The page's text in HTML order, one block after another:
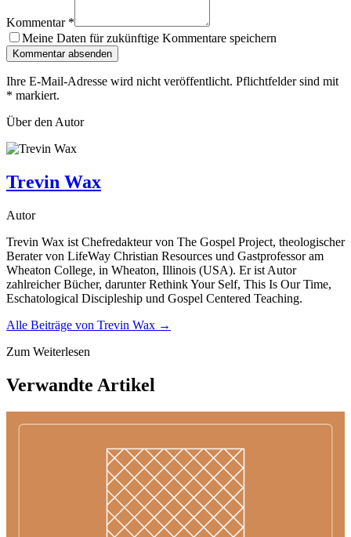
Kommentar *
Meine Daten für zukünftige Kommentare speichern
Kommentar absenden
Ihre E-Mail-Adresse wird nicht veröffentlicht. Pflichtfelder sind mit
* markiert.
Über den Autor
Trevin Wax
Autor
Trevin Wax ist Chefredakteur von The Gospel Project, theologischer
Berater von LifeWay Christian Resources und Gastprofessor am
Wheaton College, in Wheaton, Illinois (USA). Er ist Autor
zahlreicher Bücher, darunter Rethink Your Self, This Is Our Time,
Eschatological Discipleship und Gospel Centered Teaching.
Alle Beiträge von Trevin Wax →
Zum Weiterlesen
Verwandte Artikel